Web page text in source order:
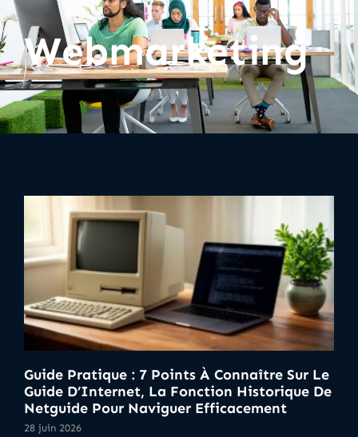
Webmarketing
Guide Pratique : 7 Points À Connaître Sur Le
Guide D’Internet, La Fonction Historique De
Netguide Pour Naviguer Efficacement
28 juin 2026